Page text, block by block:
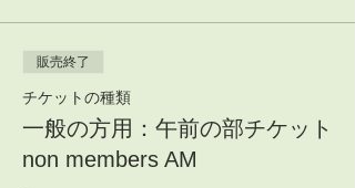
販売終了
チケットの種類
一般の方用：午前の部チケット
non members AM